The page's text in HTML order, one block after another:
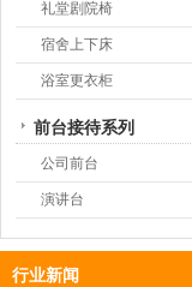
礼堂剧院椅
宿舍上下床
浴室更衣柜
前台接待系列
公司前台
演讲台
行业新闻